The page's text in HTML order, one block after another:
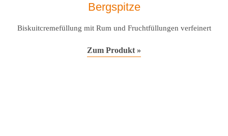
Bergspitze
Biskuitcremefüllung mit Rum und Fruchtfüllungen verfeinert
Zum Produkt »